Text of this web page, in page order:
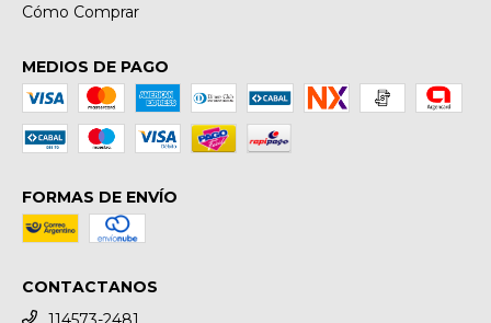
Cómo Comprar
MEDIOS DE PAGO
FORMAS DE ENVÍO
CONTACTANOS